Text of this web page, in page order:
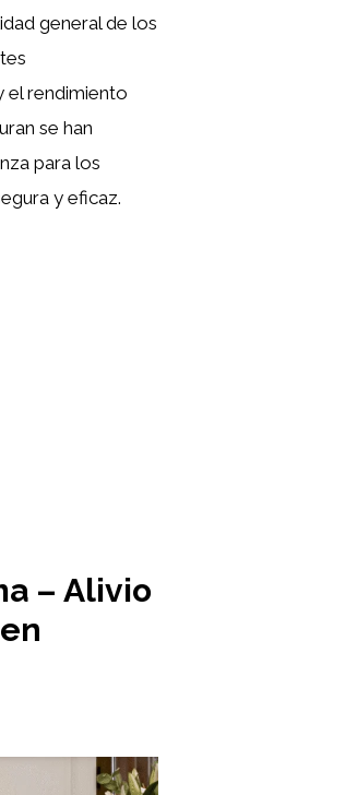
general de los
el rendimiento
se han
para los
y eficaz.
– Alivio